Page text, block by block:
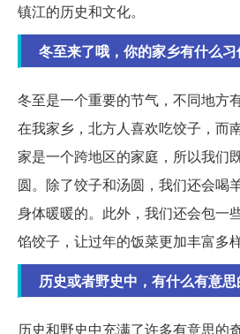
镇江的历史和文化。
冬至来了哦，你的家乡有什么
冬至是一个重要的节气，不同地方
在我家乡，北方人喜欢吃饺子，而
家是一个跨地区的家庭，所以我们
圆。除了饺子和汤圆，我们还会喝
身体暖暖的。此外，我们还会包一
馅饺子，让过年的饭菜更加丰富多样
历史或者野史中，有什么有意
历史和野史中充满了许多有意思的